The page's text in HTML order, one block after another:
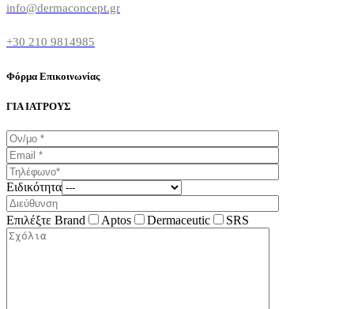
info@dermaconcept.gr
+30 210 9814985
Φόρμα Επικοινωνίας
ΓΙΑ ΙΑΤΡΟΥΣ
Ειδικότητα
Επιλέξτε Brand Aptos Dermaceutic SRS